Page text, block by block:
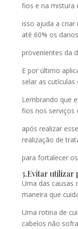
fios e na mistura
isso ajuda a
até 60% os
provenientes da
E por último
selar as
Lembrando que
fios nos serviços
após realizar
realização de
para fortalecer
3.Evitar utilizar
Uma das causas
maneira que
Uma rotina de
cabelos não